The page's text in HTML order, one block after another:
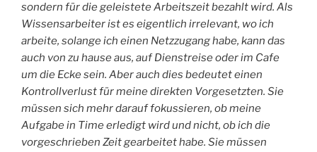
sondern für die geleistete Arbeitszeit bezahlt wird. Als
Wissensarbeiter ist es eigentlich irrelevant, wo ich
arbeite, solange ich einen Netzzugang habe, kann das
auch von zu hause aus, auf Dienstreise oder im Cafe
um die Ecke sein. Aber auch dies bedeutet einen
Kontrollverlust für meine direkten Vorgesetzten. Sie
müssen sich mehr darauf fokussieren, ob meine
Aufgabe in Time erledigt wird und nicht, ob ich die
vorgeschrieben Zeit gearbeitet habe. Sie müssen